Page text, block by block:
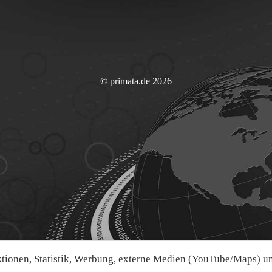
Statistik, Werbung, externe Medien (YouTube/Maps)
© primata.de 2026